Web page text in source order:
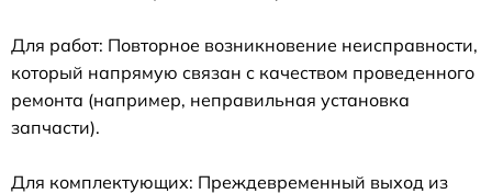
Для работ: Повторное возникновение неисправности,
который напрямую связан с качеством проведенного
ремонта (например, неправильная установка
запчасти).
Для комплектующих: Преждевременный выход из